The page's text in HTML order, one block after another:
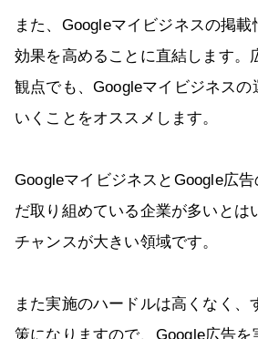
また、Googleマイビジネスの掲
効果を高めることに直結します。
観点でも、Googleマイビジネスの
いくことをオススメします。
GoogleマイビジネスとGoogle広
だ取り組めている企業が多いとは
チャンスが大きい領域です。
また実施のハードルは高くなく、
策になりますので、Google広告